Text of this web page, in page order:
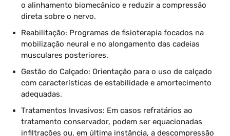
o alinhamento biomecânico e reduzir a compressão
direta sobre o nervo.
Reabilitação: Programas de fisioterapia focados na
mobilização neural e no alongamento das cadeias
musculares posteriores.
Gestão do Calçado: Orientação para o uso de calçado
com características de estabilidade e amortecimento
adequadas.
Tratamentos Invasivos: Em casos refratários ao
tratamento conservador, podem ser equacionadas
infiltrações ou, em última instância, a descompressão